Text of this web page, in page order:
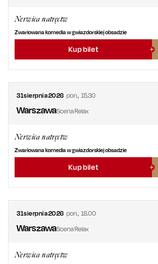
Nerwica natręctw
Zwariowana komedia w gwiazdorskiej obsadzie
Kup bilet
31sierpnia2026 pon., 15.30
WarszawaScena Relax
Nerwica natręctw
Zwariowana komedia w gwiazdorskiej obsadzie
Kup bilet
31sierpnia2026 pon., 18.00
WarszawaScena Relax
Nerwica natręctw